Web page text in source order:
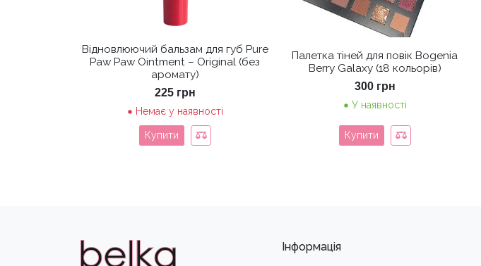
Відновлюючий бальзам для губ Pure
Paw Paw Ointment – Original (без
аромату)
225 грн
Немає у наявності
Купити
Палетка тіней для повік Bogenia
Berry Galaxy (18 кольорів)
300 грн
У наявності
Купити
Інформація